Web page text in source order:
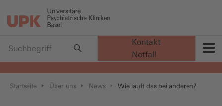
Startseite Über uns News Wie läuft das bei anderen?
Kontakt
Notfall